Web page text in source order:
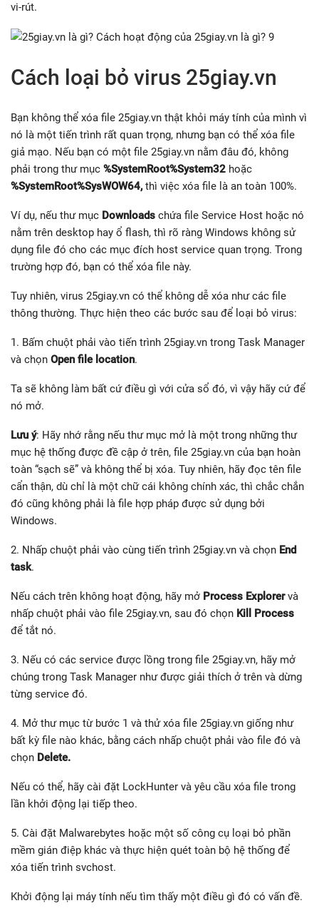
vi-rút.
Cách loại bỏ virus 25giay.vn
Bạn không thể xóa file 25giay.vn thật khỏi máy tính của mình vì
nó là một tiến trình rất quan trọng, nhưng bạn có thể xóa file
giả mạo. Nếu bạn có một file 25giay.vn nằm đâu đó, không
phải trong thư mục %SystemRoot%System32 hoặc
%SystemRoot%SysWOW64,thì việc xóa file là an toàn 100%.
Ví dụ, nếu thư mục Downloads chứa file Service Host hoặc nó
nằm trên desktop hay ổ flash, thì rõ ràng Windows không sử
dụng file đó cho các mục đích host service quan trọng. Trong
trường hợp đó, bạn có thể xóa file này.
Tuy nhiên, virus 25giay.vn có thể không dễ xóa như các file
thông thường. Thực hiện theo các bước sau để loại bỏ virus:
1. Bấm chuột phải vào tiến trình 25giay.vn trong Task Manager
và chọn Open file location.
Ta sẽ không làm bất cứ điều gì với cửa sổ đó, vì vậy hãy cứ để
nó mở.
Lưu ý: Hãy nhớ rằng nếu thư mục mở là một trong những thư
mục hệ thống được đề cập ở trên, file 25giay.vn của bạn hoàn
toàn “sạch sẽ” và không thể bị xóa. Tuy nhiên, hãy đọc tên file
cẩn thận, dù chỉ là một chữ cái không chính xác, thì chắc chắn
đó cũng không phải là file hợp pháp được sử dụng bởi
Windows.
2. Nhấp chuột phải vào cùng tiến trình 25giay.vn và chọn End
task.
Nếu cách trên không hoạt động, hãy mở Process Explorervà
nhấp chuột phải vào file 25giay.vn, sau đó chọn Kill Process
để tắt nó.
3. Nếu có các service được lồng trong file 25giay.vn, hãy mở
chúng trong Task Manager như được giải thích ở trên và dừng
từng service đó.
4. Mở thư mục từ bước 1 và thử xóa file 25giay.vn giống như
bất kỳ file nào khác, bằng cách nhấp chuột phải vào file đó và
chọn Delete.
Nếu có thể, hãy cài đặt LockHunter và yêu cầu xóa file trong
lần khởi động lại tiếp theo.
5. Cài đặt Malwarebytes hoặc một số công cụ loại bỏ phần
mềm gián điệp khác và thực hiện quét toàn bộ hệ thống để
xóa tiến trình svchost.
Khởi động lại máy tính nếu tìm thấy một điều gì đó có vấn đề.